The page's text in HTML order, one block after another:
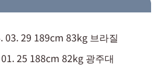
03. 29 189cm 83kg 브라질
25 188cm 82kg 광주대